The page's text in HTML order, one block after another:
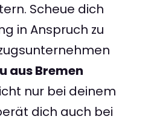
Scheue dich
in Anspruch zu
aus Bremen
nur bei deinem
dich auch bei